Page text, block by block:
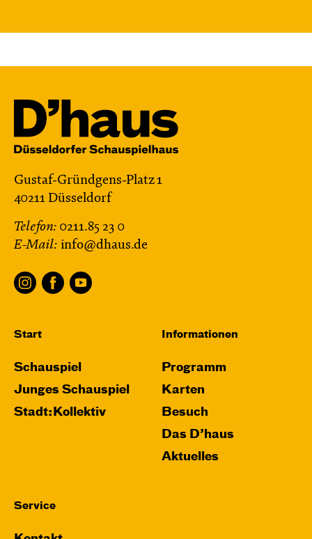
Gustaf-Gründgens-Platz 1
40211 Düsseldorf
Telefon: 0211.85 23 0
E-Mail: info@dhaus.de
Start
Schauspiel
Junges Schauspiel
Stadt:Kollektiv
Informationen
Programm
Karten
Besuch
Das D’haus
Aktuelles
Service